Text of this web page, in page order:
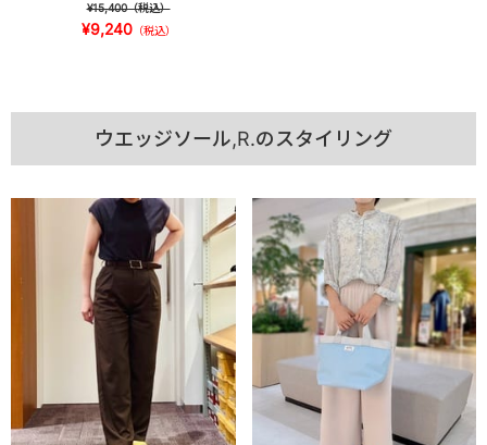
¥15,400（税込）
¥9,240（税込）
ウエッジソール,R.のスタイリング